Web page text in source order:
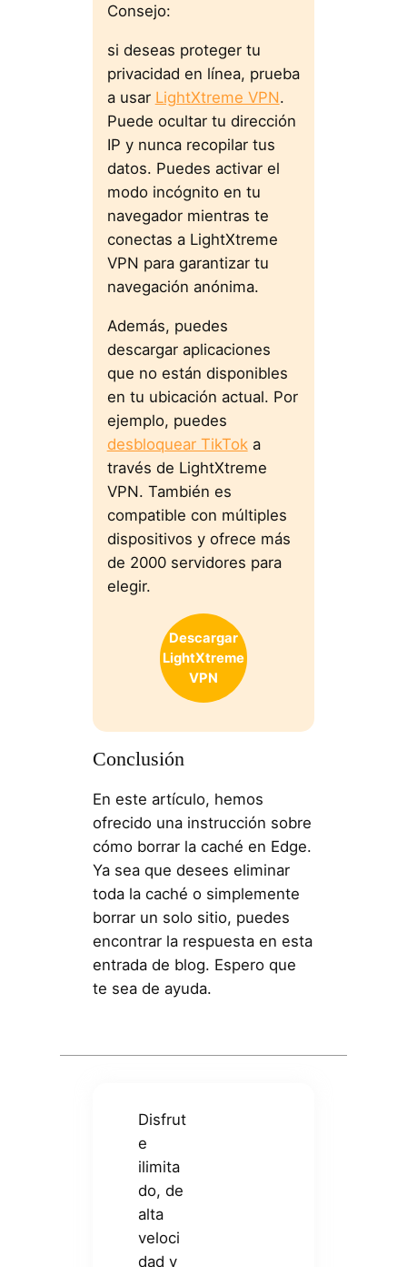
Consejo:
si deseas proteger tu
privacidad en línea, prueba
a usar LightXtreme VPN.
Puede ocultar tu dirección
IP y nunca recopilar tus
datos. Puedes activar el
modo incógnito en tu
navegador mientras te
conectas a LightXtreme
VPN para garantizar tu
navegación anónima.
Además, puedes
descargar aplicaciones
que no están disponibles
en tu ubicación actual. Por
ejemplo, puedes
desbloquear TikToka
través de LightXtreme
VPN. También es
compatible con múltiples
dispositivos y ofrece más
de 2000 servidores para
elegir.
Descargar
LightXtreme
VPN
Conclusión
En este artículo, hemos
ofrecido una instrucción sobre
cómo borrar la caché en Edge.
Ya sea que desees eliminar
toda la caché o simplemente
borrar un solo sitio, puedes
encontrar la respuesta en esta
entrada de blog. Espero que
te sea de ayuda.
Disfrut
e
ilimita
do, de
alta
veloci
dad y